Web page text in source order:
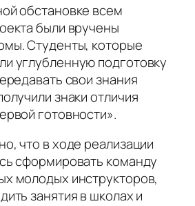
обстановке всем
были вручены
Студенты, которые
углубленную подготовку
свои знания
знаки отличия
готовности».
что в ходе реализации
сформировать команду
молодых инструкторов,
занятия в школах и